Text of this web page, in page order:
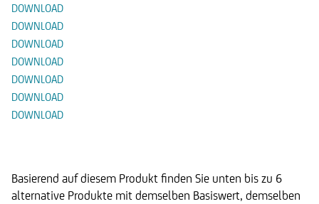
DOWNLOAD
DOWNLOAD
DOWNLOAD
DOWNLOAD
DOWNLOAD
DOWNLOAD
DOWNLOAD
Basierend auf diesem Produkt finden Sie unten bis zu 6
alternative Produkte mit demselben Basiswert, demselben